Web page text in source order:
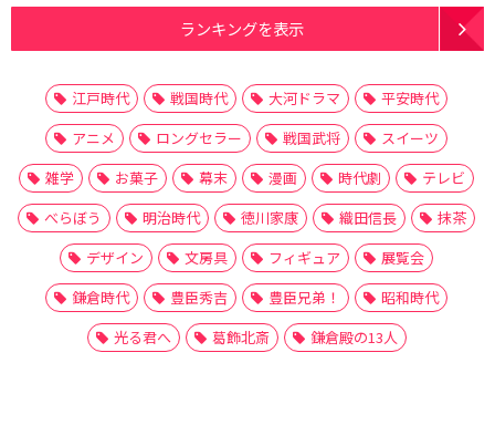
ランキングを表示
江戸時代 戦国時代 大河ドラマ
平安時代
アニメ
ロングセラー 戦国武将
スイーツ
雑学
お菓子 幕末 漫画 時代劇
テレビ
べらぼう
明治時代 徳川家康 織田信長
抹茶
デザイン
文房具 フィギュア
展覧会
鎌倉時代
豊臣秀吉 豊臣兄弟！
昭和時代
光る君へ
葛飾北斎 鎌倉殿の13人